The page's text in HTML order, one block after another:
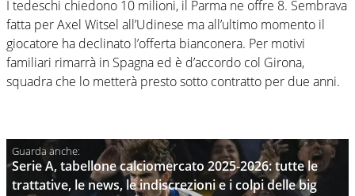
I tedeschi chiedono 10 milioni, il Parma ne offre 8. Sembrava
fatta per Axel Witsel all’Udinese ma all’ultimo momento il
giocatore ha declinato l’offerta bianconera. Per motivi
familiari rimarrà in Spagna ed è d’accordo col Girona,
squadra che lo metterà presto sotto contratto per due anni.
Serie A, tabellone calciomercato 2025-2026: tutte le
trattative, le news, le indiscrezioni e i colpi delle big